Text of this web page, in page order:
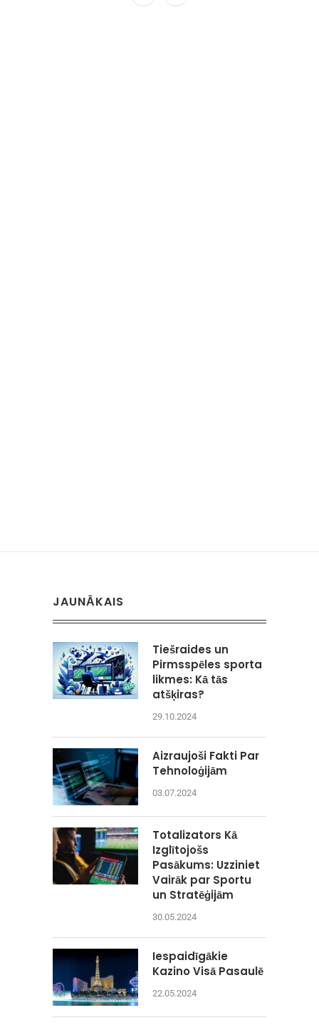
JAUNĀKAIS
Tiešraides un
Pirmsspēles sporta
likmes: Kā tās
atšķiras?
29.10.2024
Aizraujoši Fakti Par
Tehnoloģijām
03.07.2024
Totalizators Kā
Izglītojošs
Pasākums: Uzziniet
Vairāk par Sportu
un Stratēģijām
30.05.2024
Iespaidīgākie
Kazino Visā Pasaulē
22.05.2024